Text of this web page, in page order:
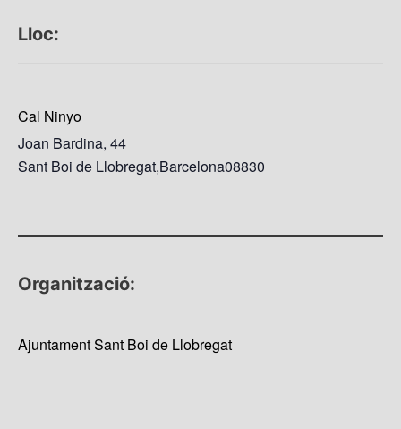
Lloc:
Cal Ninyo
Joan Bardina, 44
Sant Boi de Llobregat,Barcelona08830
Organització:
Ajuntament Sant Boi de Llobregat